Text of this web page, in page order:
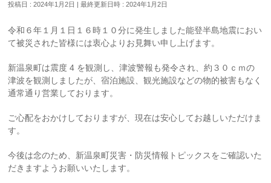
投稿日 : 2024年1月2日 最終更新日時 : 2024年1月2日
令和６年１月１日１６時１０分に発生しました能登半島地震におい
て被災された皆様には衷心よりお見舞い申し上げます。
新温泉町は震度 4 を観測し、津波警報も発令され、約３０ｃｍの
津波を観測しましたが、宿泊施設、観光施設などの物的被害もなく
通常通り営業しております。
ご心配をおかけしておりますが、現在は安心してお越しいただけま
す。
今後は念のため、新温泉町災害・防災情報トピックスをご確認いた
だきますようお願いいたします。